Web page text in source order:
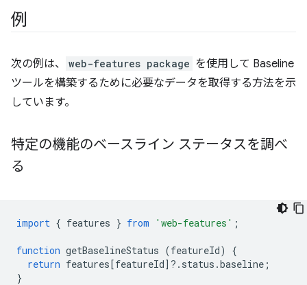
例
次の例は、 web-features package を使用して Baseline
ツールを構築するために必要なデータを取得する方法を示
しています。
特定の機能のベースライン ステータスを調べ
る
import { features } from 'web-features' ;
function getBaselineStatus (featureId)
{
return features[featureId] ? . status .baseline ;
}